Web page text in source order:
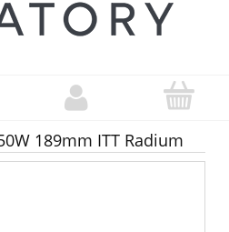
189mm ITT Radium